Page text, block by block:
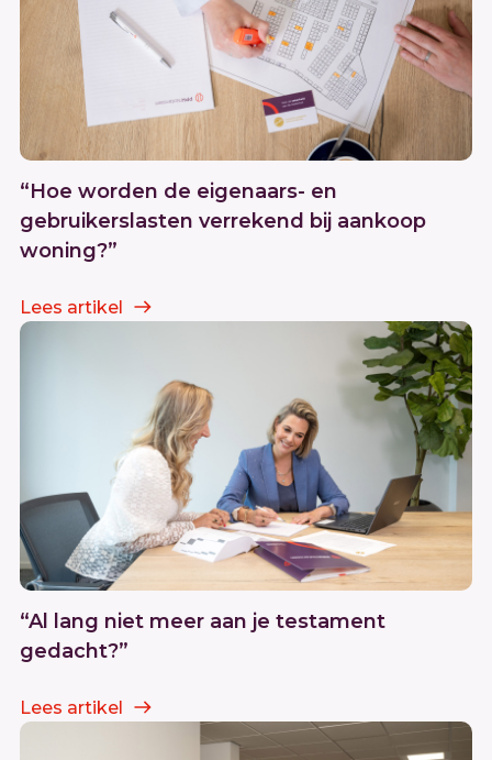
“Hoe worden de eigenaars- en
gebruikerslasten verrekend bij aankoop
woning?”
Lees artikel
“Al lang niet meer aan je testament
gedacht?”
Lees artikel